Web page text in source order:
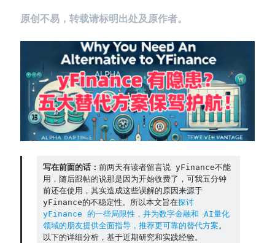
码）
我拿Reddit上高赞的趋势策略，认真跑了一遍回测（附代码）
老余看市：长鑫4万亿，A股却蒸发12.4万亿
普通人的5个常见投资错误，可能让你多干12年才能退休
Contact：
原创不易，转载请标明出处及原作者。
写在前面的话： 前两天有读者留言说 yFinance不能
用，随后跟帖的说那是因为开始收费了，可我五分钟
前还在使用，其实造成这些误解的原因来源于
yFinance的不稳定性。所以本文旨在探讨
yFinance 的一些局限性，并为数字金融和 AI量化
领域的朋友提供全面指导，推荐更可靠的替代方案。
以下的详细分析，基于近期研究和实践经验。